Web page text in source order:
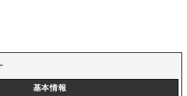
基本情報